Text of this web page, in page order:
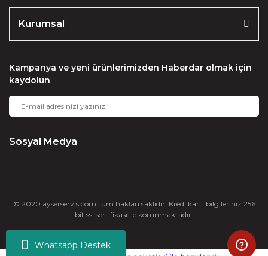
Whatsapp Destek
Kurumsal
Kampanya ve yeni ürünlerimizden Haberdar olmak için
kaydolun
Sosyal Medya
© 2020 ayserservis.com tüm hakları saklıdır. Kredi kartı bilgileriniz 256
bit ssl sertifikası ile korunmaktadır.